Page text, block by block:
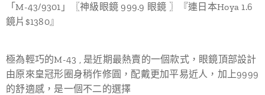
「M-43/9301」〖神級眼鏡 999.9 眼鏡 〗『連日本Hoya 1.6
鏡片$1380』
極為輕巧的M-43 , 是近期最熱賣的一個款式，眼鏡頂部設計
由原來皇冠形圈身稍作修圓，配戴更加平易近人，加上9999
的舒適感，是一個不二的選擇